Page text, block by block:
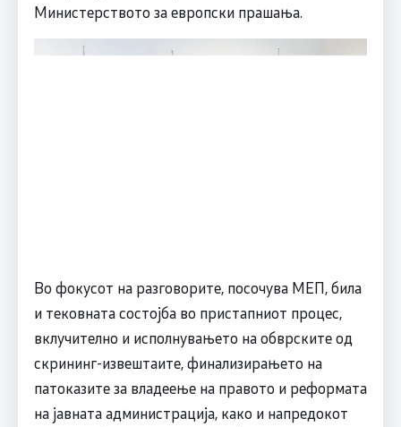
Министерството за европски прашања.
Во фокусот на разговорите, посочува МЕП, била
и тековната состојба во пристапниот процес,
вклучително и исполнувањето на обврските од
скрининг-извештаите, финализирањето на
патоказите за владеење на правото и реформата
на јавната администрација, како и напредокот